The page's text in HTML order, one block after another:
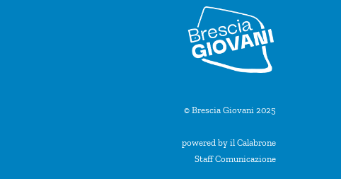
© Brescia Giovani 2025
powered by il Calabrone
Staff Comunicazione